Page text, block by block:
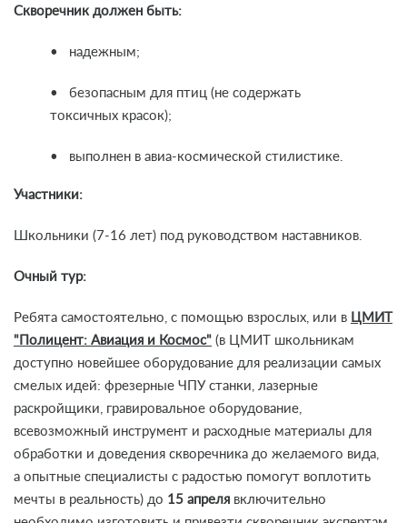
Скворечник должен быть:
• надежным;
• безопасным для птиц (не содержать
токсичных красок);
• выполнен в авиа-космической стилистике.
Участники:
Школьники (7-16 лет) под руководством наставников.
Очный тур:
Ребята самостоятельно, с помощью взрослых, или в ЦМИТ
"Полицент: Авиация и Космос" (в ЦМИТ школьникам
доступно новейшее оборудование для реализации самых
смелых идей: фрезерные ЧПУ станки, лазерные
раскройщики, гравировальное оборудование,
всевозможный инструмент и расходные материалы для
обработки и доведения скворечника до желаемого вида,
а опытные специалисты с радостью помогут воплотить
мечты в реальность) до 15 апреля включительно